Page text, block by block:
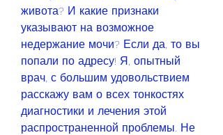
живота? И какие признаки
указывают на возможное
недержание мочи? Если да, то вы
попали по адресу! Я, опытный
врач, с большим удовольствием
расскажу вам о всех тонкостях
диагностики и лечения этой
распространенной проблемы. Не